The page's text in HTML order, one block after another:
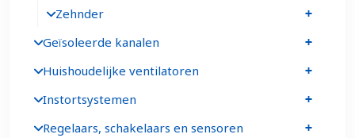
Zehnder
Geïsoleerde kanalen
Huishoudelijke ventilatoren
Instortsystemen
Regelaars, schakelaars en sensoren